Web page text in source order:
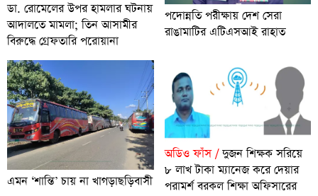
ডা. রোমেলের উপর হামলার ঘটনায়
আদালতে মামলা; তিন আসামীর
বিরুদ্ধে গ্রেফতারি পরোয়ানা
পদোন্নতি পরীক্ষায় দেশ সেরা
রাঙামাটির এটিএসআই রাহাত
এমন ‘শান্তি’ চায় না খাগড়াছড়িবাসী
অডিও ফাঁস /দুজন শিক্ষক সরিয়ে
৮ লাখ টাকা ম্যানেজ করে দেয়ার
পরামর্শ বরকল শিক্ষা অফিসারের